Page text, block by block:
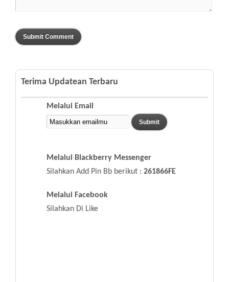
Terima Updatean Terbaru
Melalui Email
Melalui Blackberry Messenger
Silahkan Add Pin Bb berikut : 261866FE
Melalui Facebook
Silahkan Di Like